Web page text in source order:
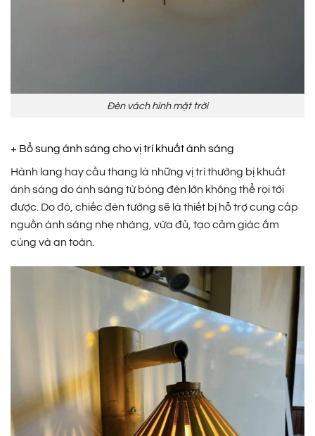
Đèn vách hình mặt trời
+ Bổ sung ánh sáng cho vị trí khuất ánh sáng
Hành lang hay cầu thang là những vị trí thường bị khuất
ánh sáng do ánh sáng từ bóng đèn lớn không thể rọi tới
được. Do đó, chiếc đèn tường sẽ là thiết bị hỗ trợ cung cấp
nguồn ánh sáng nhẹ nhàng, vừa đủ, tạo cảm giác ấm
cúng và an toàn.